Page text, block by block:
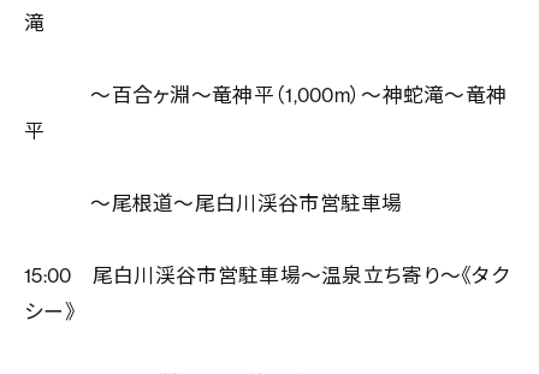
滝
〜百合ヶ淵〜竜神平（1,000m）〜神蛇滝〜竜神
平
〜尾根道〜尾白川渓谷市営駐車場
15:00 尾白川渓谷市営駐車場〜温泉立ち寄り〜《タク
シー》